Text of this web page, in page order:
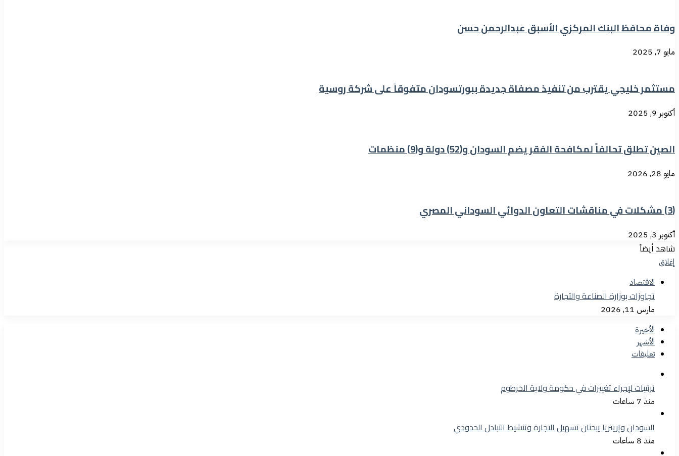
وفاة محافظ البنك المركزي الأسبق عبدالرحمن حسن
مايو 7, 2025
مستثمر خليجي يقترب من تنفيذ مصفاة جديدة ببورتسودان متفوقاً على شركة روسية
أكتوبر 9, 2025
الصين تطلق تحالفاً لمكافحة الفقر يضم السودان و(52) دولة و(9) منظمات
مايو 28, 2026
(3) مشكلات في مناقشات التعاون الدوائي السوداني المصري
أكتوبر 3, 2025
شاهد أيضاً
إغلاق
الاقتصاد
تجاوزات بوزارة الصناعة والتجارة
مارس 11, 2026
الأخيرة
الأشهر
تعليقات
ترتيبات لإجراء تغييرات في حكومة ولاية الخرطوم
منذ 7 ساعات
السودان وإريتريا يبحثان تسهيل التجارة وتنشيط التبادل الحدودي
منذ 8 ساعات